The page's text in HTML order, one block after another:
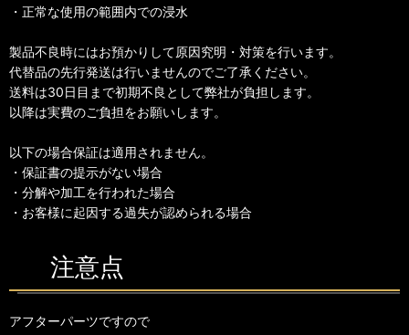
・正常な使用の範囲内での浸水
製品不良時にはお預かりして原因究明・対策を行います。
代替品の先行発送は行いませんのでご了承ください。
送料は30日目まで初期不良として弊社が負担します。
以降は実費のご負担をお願いします。
以下の場合保証は適用されません。
・保証書の提示がない場合
・分解や加工を行われた場合
・お客様に起因する過失が認められる場合
注意点
アフターパーツですので